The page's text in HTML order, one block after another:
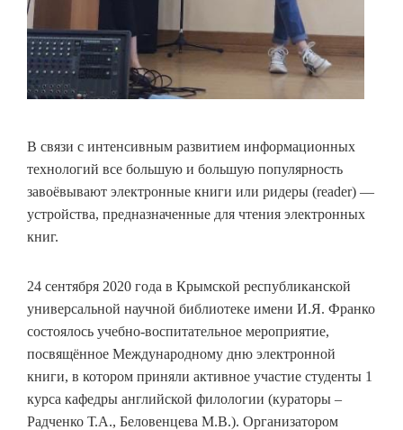
В связи с интенсивным развитием информационных
технологий все большую и большую популярность
завоёвывают электронные книги или ридеры (reader) —
устройства, предназначенные для чтения электронных
книг.
24 сентября 2020 года в Крымской республиканской
универсальной научной библиотеке имени И.Я. Франко
состоялось учебно-воспитательное мероприятие,
посвящённое Международному дню электронной
книги, в котором приняли активное участие студенты 1
курса кафедры английской филологии (кураторы –
Радченко Т.А., Беловенцева М.В.). Организатором